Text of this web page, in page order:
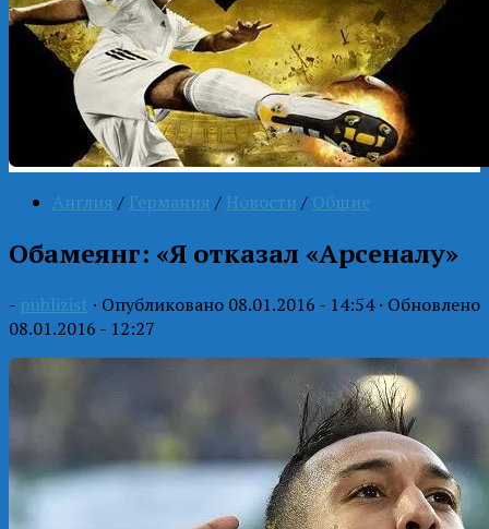
Англия / Германия / Новости / Общие
Обамеянг: «Я отказал «Арсеналу»
- publizist · Опубликовано 08.01.2016 - 14:54· Обновлено
08.01.2016 - 12:27